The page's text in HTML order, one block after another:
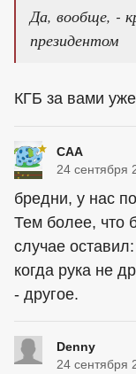
Да, вообще, -
президентом
КГБ за вами
САА
24 сентября
бредни, у нас
Тем более, что
случае
когда рука не
- другое.
Denny
24 сентября